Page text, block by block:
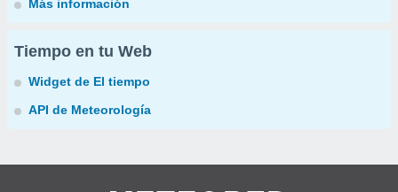
Más información
Tiempo en tu Web
Widget de El tiempo
API de Meteorología